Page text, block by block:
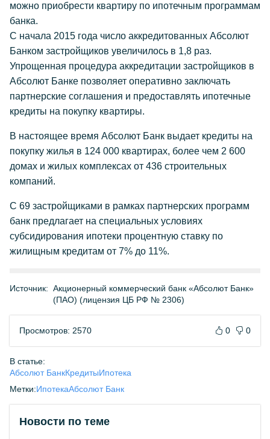
можно приобрести квартиру по ипотечным программам
банка.
С начала 2015 года число аккредитованных Абсолют
Банком застройщиков увеличилось в 1,8 раз.
Упрощенная процедура аккредитации застройщиков в
Абсолют Банке позволяет оперативно заключать
партнерские соглашения и предоставлять ипотечные
кредиты на покупку квартиры.
В настоящее время Абсолют Банк выдает кредиты на
покупку жилья в 124 000 квартирах, более чем 2 600
домах и жилых комплексах от 436 строительных
компаний.
С 69 застройщиками в рамках партнерских программ
банк предлагает на специальных условиях
субсидирования ипотеки процентную ставку по
жилищным кредитам от 7% до 11%.
Источник: Акционерный коммерческий банк «Абсолют Банк»
(ПАО) (лицензия ЦБ РФ № 2306)
Просмотров: 2570 0 0
В статье:
Абсолют БанкКредитыИпотека
Метки:ИпотекаАбсолют Банк
Новости по теме